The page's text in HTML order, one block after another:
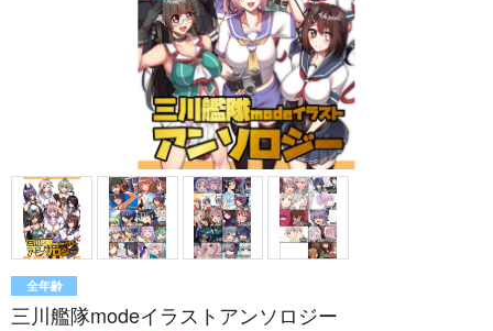
全年齢
三川艦隊modeイラストアンソロジー